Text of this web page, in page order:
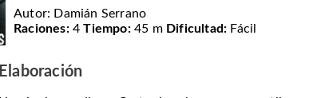
Autor: Damián Serrano
Raciones: 4 Tiempo: 45 m Dificultad: Fácil
Elaboración